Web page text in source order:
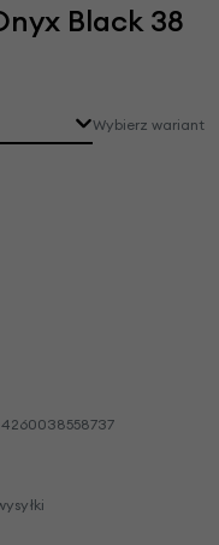
Black 38
Wybierz wariant
4260038558737